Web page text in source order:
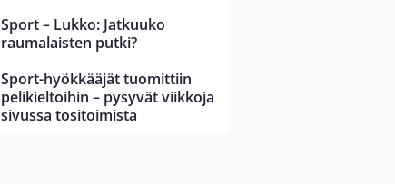
Sport – Lukko: Jatkuuko
raumalaisten putki?
Sport-hyökkääjät tuomittiin
pelikieltoihin – pysyvät viikkoja
sivussa tositoimista